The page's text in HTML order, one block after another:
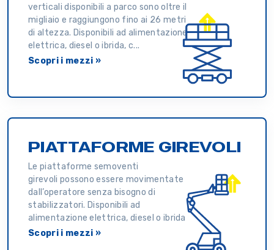
verticali disponibili a parco sono oltre il
migliaio e raggiungono fino ai 26 metri
di altezza. Disponibili ad alimentazione
elettrica, diesel o ibrida, c...
Scopri i mezzi »
PIATTAFORME GIREVOLI
Le piattaforme semoventi
girevoli possono essere movimentate
dall’operatore senza bisogno di
stabilizzatori. Disponibili ad
alimentazione elettrica, diesel o ibrida
Scopri i mezzi »